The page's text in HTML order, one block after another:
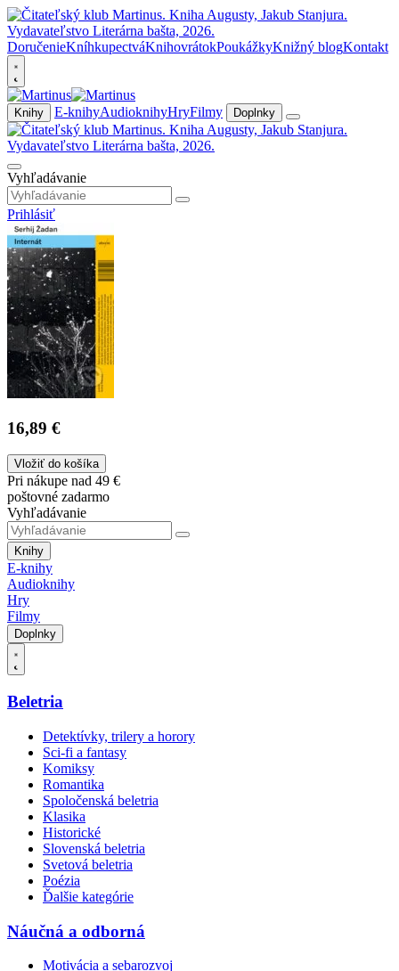
DoručenieKníhkupectváKnihovrátokPoukážkyKnižný blogKontakt
Knihy E-knihyAudioknihyHryFilmy Doplnky
Vyhľadávanie
Prihlásiť
16,89 €
Vložiť do košíka
Pri nákupe nad 49 €
poštovné zadarmo
Vyhľadávanie
Knihy
E-knihy
Audioknihy
Hry
Filmy
Doplnky
Beletria
Detektívky, trilery a horory
Sci-fi a fantasy
Komiksy
Romantika
Spoločenská beletria
Klasika
Historické
Slovenská beletria
Svetová beletria
Poézia
Ďalšie kategórie
Náučná a odborná
Motivácia a sebarozvoj